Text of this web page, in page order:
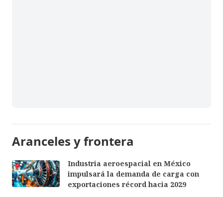
Aranceles y frontera
Industria aeroespacial en México
impulsará la demanda de carga con
exportaciones récord hacia 2029